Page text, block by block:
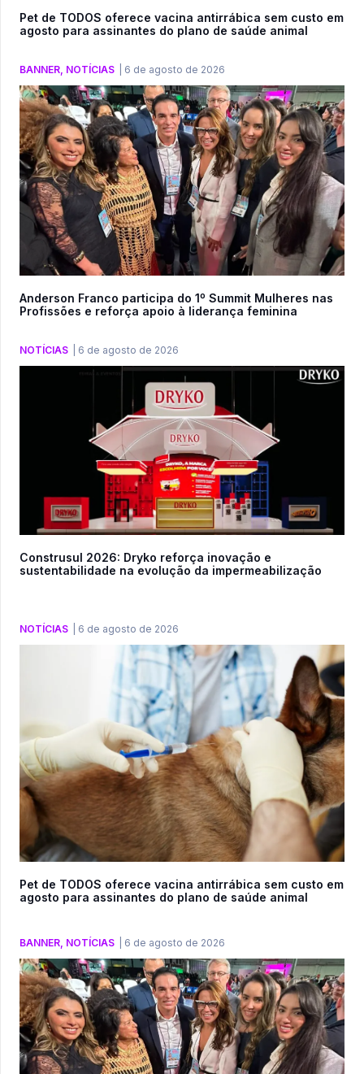
Pet de TODOS oferece vacina antirrábica sem custo em
agosto para assinantes do plano de saúde animal
BANNER NOTÍCIAS 6 de agosto de 2026
Anderson Franco participa do 1º Summit Mulheres nas
Profissões e reforça apoio à liderança feminina
NOTÍCIAS 6 de agosto de 2026
Construsul 2026: Dryko reforça inovação e
sustentabilidade na evolução da impermeabilização
NOTÍCIAS 6 de agosto de 2026
Pet de TODOS oferece vacina antirrábica sem custo em
agosto para assinantes do plano de saúde animal
BANNER NOTÍCIAS 6 de agosto de 2026